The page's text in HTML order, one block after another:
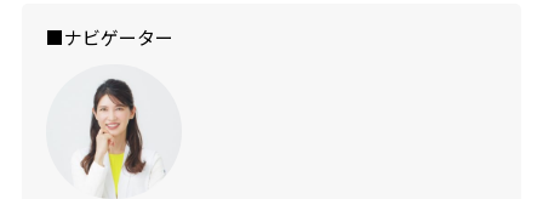
■ナビゲーター